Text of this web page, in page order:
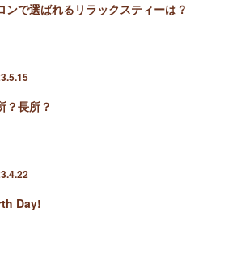
ンで選ばれるリラックスティーは？
？長所？
Day!